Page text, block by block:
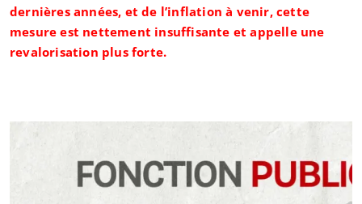
dernières années, et de l’inflation à venir, cette
mesure est nettement insuffisante et appelle une
revalorisation plus forte.